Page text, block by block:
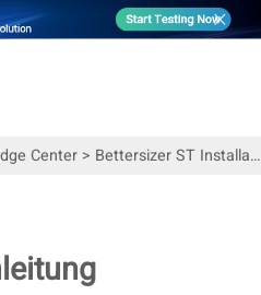
Center> Bettersizer ST Installationsanleitung